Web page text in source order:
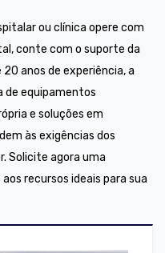
ou clínica opere com
conte com o suporte da
anos de experiência, a
de equipamentos
e soluções em
às exigências dos
Solicite agora uma
recursos ideais para sua